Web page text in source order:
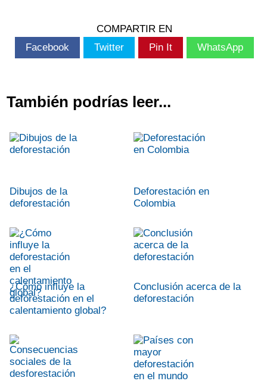
COMPARTIR EN
Facebook
Twitter Pin It WhatsApp
También podrías leer...
Dibujos de la
deforestación
Deforestación en
Colombia
¿Cómo influye la
deforestación en el
calentamiento global?
Conclusión acerca de la
deforestación